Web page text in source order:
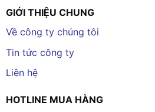
GIỚI THIỆU CHUNG
Về công ty chúng tôi
Tin tức công ty
Liên hệ
HOTLINE MUA HÀNG